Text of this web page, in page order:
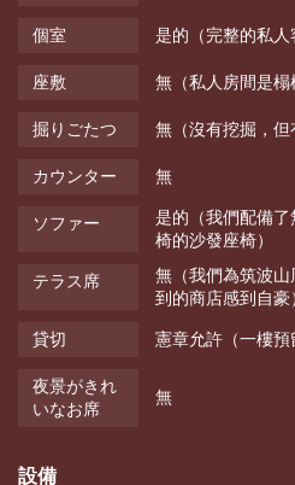
個室 是的（完整的私人
座敷 無（私人房間是榻
掘りごたつ 無（沒有挖掘，但
カウンター 無
ソファー
是的（我們配備
椅的沙發座椅）
テラス席
無（我們為筑波
到的商店感到自豪
貸切 憲章允許（一樓預
夜景がきれ
いなお席
無
設備